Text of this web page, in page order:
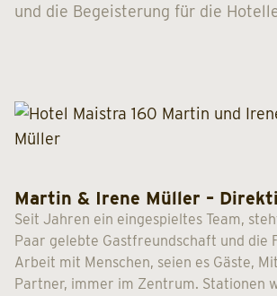
und die Begeisterung für die
Martin & Irene Müller –
Seit Jahren ein eingespieltes Team,
Paar gelebte Gastfreundschaft und die
Arbeit mit Menschen, seien es Gäste,
Partner, immer im Zentrum. Stationen